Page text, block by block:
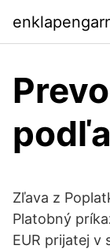
Zľava z
Platobný
EUR prijatej v